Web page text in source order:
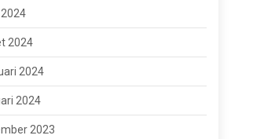
2024
2024
2024
2023